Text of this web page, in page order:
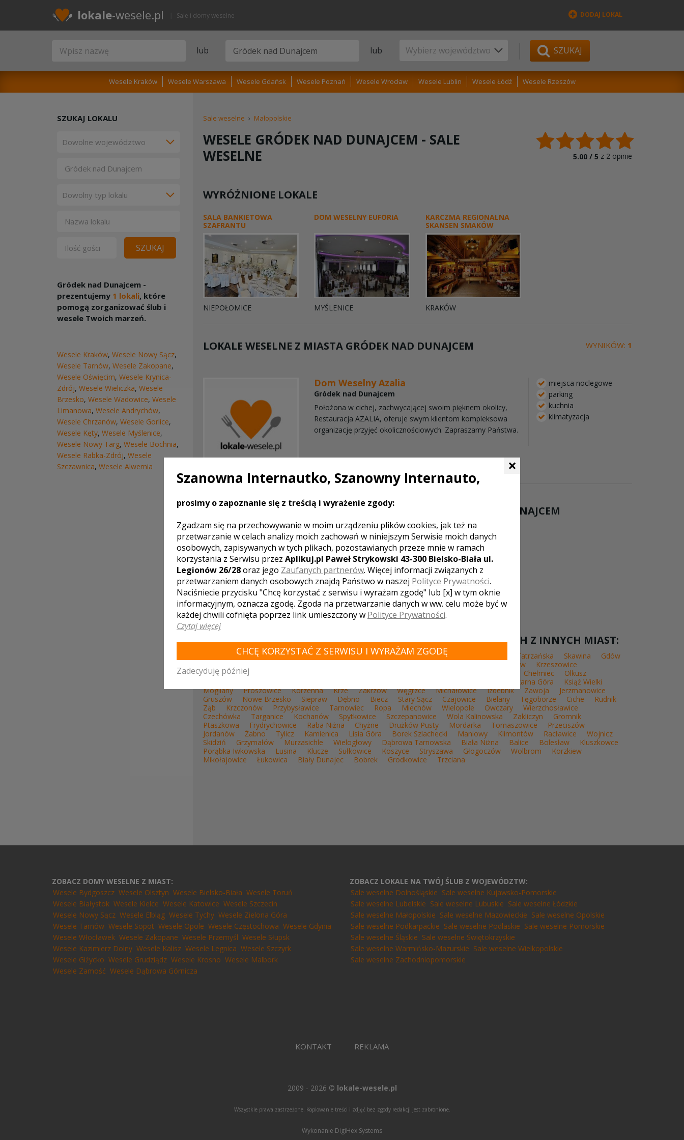
lokale-wesele.pl Sale i domy weselne DODAJ LOKAL
lub lub SZUKAJ
Wesele Kraków Wesele Warszawa Wesele Gdańsk Wesele Poznań Wesele Wrocław Wesele Lublin Wesele Łódź Wesele Rzeszów
Sale weselne › Małopolskie
WESELE GRÓDEK NAD DUNAJCEM - SALE
WESELNE
5.00 / 5 z 2 opinie
WYRÓŻNIONE LOKALE
SALA BANKIETOWA
SZAFRANTU
NIEPOŁOMICE
DOM WESELNY EUFORIA
MYŚLENICE
KARCZMA REGIONALNA
SKANSEN SMAKÓW
KRAKÓW
LOKALE WESELNE Z MIASTA GRÓDEK NAD DUNAJCEM WYNIKÓW: 1
Dom Weselny Azalia
Gródek nad Dunajcem
Położona w cichej, zachwycającej swoim pięknem okolicy,
Restauracja AZALIA, oferuje swym klientom kompleksowa
organizację przyjęć okolicznościowych. Zapraszamy Państwa.
miejsca noclegowe
parking
kuchnia
klimatyzacja
LOKALE ZNAJDUJĄCE SIĘ W POBLIŻU MIASTA GRÓDEK NAD DUNAJCEM
Dom Weselny "Promena...
Nowy Sącz
WOJEWÓDZTWO MAŁOPOLSKIE - ZOBACZ LISTĘ SAL WESELNYCH Z INNYCH MIAST:
Kościelisko Niepołomice Piwniczna-Zdrój Kalwaria Zebrzydowska Bukowina Tatrzańska Skawina
Gdów
Kocmyrzów
Krzeszowice
Mszana Dolna
Chełmiec
Olkusz
Czarna Góra
Książ Wielki
Mogilany
Proszowice Korzenna Krze Zakrzów Węgrzce Michałowice Izdebnik Zawoja
Jerzmanowice
Gruszów
Nowe Brzesko Siepraw Dębno Biecz Stary Sącz Czajowice Bielany Tęgoborze Ciche
Rudnik
Ząb
Krzczonów Przybysławice Tarnowiec Ropa Miechów Wielopole Owczary
Wierzchosławice
Czechówka
Targanice Kochanów Spytkowice Szczepanowice Wola Kalinowska Zakliczyn
Gromnik
Ptaszkowa
Frydrychowice Raba Niżna Chyżne Drużków Pusty Mordarka Tomaszowice
Przeciszów
Jordanów
Żabno Tylicz Kamienica Lisia Góra Borek Szlachecki Maniowy Klimontów Racławice
Wojnicz
Skidziń
Grzymałów Murzasichle Wielogłowy Dąbrowa Tarnowska Biała Niżna Balice Bolesław
Kluszkowce
Porąbka Iwkowska
Lusina Klucze Sułkowice Koszyce Stryszawa Głogoczów Wolbrom
Korzkiew
Mikołajowice
Łukowica Biały Dunajec Bobrek Grodkowice Trzciana
SZUKAJ LOKALU
SZUKAJ
Gródek nad Dunajcem -
prezentujemy 1 lokali, które
pomogą zorganizować ślub i
wesele Twoich marzeń.
Wesele Kraków, Wesele Nowy Sącz,
Wesele Tarnów, Wesele Zakopane,
Wesele Oświęcim, Wesele Krynica-
Zdrój, Wesele Wieliczka, Wesele
Brzesko, Wesele Wadowice, Wesele
Limanowa, Wesele Andrychów,
Wesele Chrzanów, Wesele Gorlice,
Wesele Kęty, Wesele Myślenice,
Wesele Nowy Targ, Wesele Bochnia,
Wesele Rabka-Zdrój, Wesele
Szczawnica, Wesele Alwernia
ZOBACZ DOMY WESELNE Z MIAST:
Wesele Bydgoszcz Wesele Olsztyn Wesele Bielsko-Biała Wesele Toruń
Wesele Białystok Wesele Kielce Wesele Katowice Wesele Szczecin
Wesele Nowy Sącz Wesele Elbląg Wesele Tychy Wesele Zielona Góra
Wesele Tarnów Wesele Sopot Wesele Opole Wesele Częstochowa Wesele Gdynia
Wesele Włocławek Wesele Zakopane Wesele Przemyśl Wesele Słupsk
Wesele Kazimierz Dolny Wesele Kalisz Wesele Legnica Wesele Szczyrk
Wesele Giżycko Wesele Grudziądz Wesele Krosno Wesele Malbork
Wesele Zamość Wesele Dąbrowa Górnicza
ZOBACZ LOKALE NA TWÓJ ŚLUB Z WOJEWÓDZTW:
Sale weselne Dolnośląskie Sale weselne Kujawsko-Pomorskie
Sale weselne Lubelskie Sale weselne Lubuskie Sale weselne Łódzkie
Sale weselne Małopolskie Sale weselne Mazowieckie Sale weselne Opolskie
Sale weselne Podkarpackie Sale weselne Podlaskie Sale weselne Pomorskie
Sale weselne Śląskie Sale weselne Świętokrzyskie
Sale weselne Warmińsko-Mazurskie Sale weselne Wielkopolskie
Sale weselne Zachodniopomorskie
KONTAKT REKLAMA
2009 - 2026 © lokale-wesele.pl
Wszystkie prawa zastrzeżone. Kopiowanie treści i zdjęć bez zgody redakcji jest zabronione.
Wykonanie DigiHex Systems
×
Szanowna Internautko, Szanowny Internauto,
prosimy o zapoznanie się z treścią i wyrażenie zgody:
Zgadzam się na przechowywanie w moim urządzeniu plików cookies, jak też na
przetwarzanie w celach analizy moich zachowań w niniejszym Serwisie moich danych
osobowych, zapisywanych w tych plikach, pozostawianych przeze mnie w ramach
korzystania z Serwisu przez Aplikuj.pl Paweł Strykowski 43-300 Bielsko-Biała ul.
Legionów 26/28oraz jego Zaufanych partnerów. Więcej informacji związanych z
przetwarzaniem danych osobowych znajdą Państwo w naszej Polityce Prywatności.
Naciśniecie przycisku "Chcę korzystać z serwisu i wyrażam zgodę" lub [x] w tym oknie
informacyjnym, oznacza zgodę. Zgoda na przetwarzanie danych w ww. celu może być w
każdej chwili cofnięta poprzez link umieszczony w Polityce Prywatności.
Czytaj więcej
CHCĘ KORZYSTAĆ Z SERWISU I WYRAŻAM ZGODĘ
Zadecyduję później